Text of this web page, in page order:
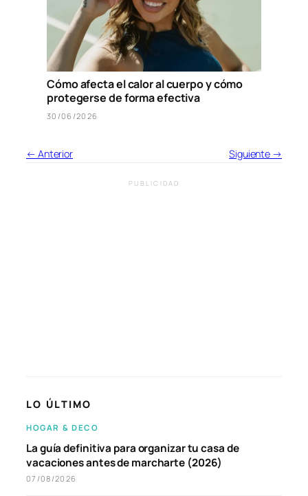
Cómo afecta el calor al cuerpo y cómo
protegerse de forma efectiva
30/06/2026
← Anterior Siguiente →
PUBLICIDAD
LO ÚLTIMO
HOGAR & DECO
La guía definitiva para organizar tu casa de
vacaciones antes de marcharte (2026)
07/08/2026